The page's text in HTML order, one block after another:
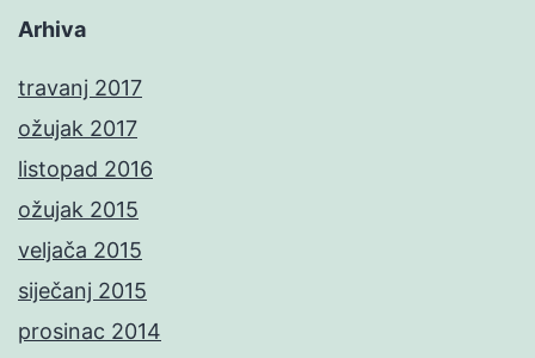
Arhiva
travanj 2017
ožujak 2017
listopad 2016
ožujak 2015
veljača 2015
siječanj 2015
prosinac 2014